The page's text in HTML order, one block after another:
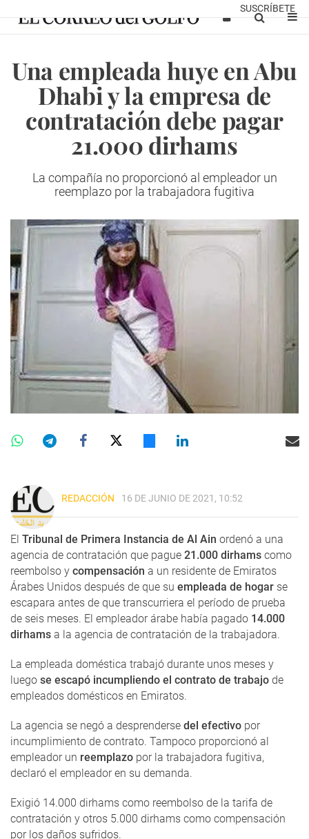
SUSCRÍBETE
Una empleada huye en Abu
Dhabi y la empresa de
contratación debe pagar
21.000 dirhams
La compañía no proporcionó al empleador un
reemplazo por la trabajadora fugitiva
REDACCIÓN 16 DE JUNIO DE 2021, 10:52
El Tribunal de Primera Instancia de Al Ain ordenó a una
agencia de contratación que pague 21.000 dirhams como
reembolso y compensación a un residente de Emiratos
Árabes Unidos después de que su empleada de hogar se
escapara antes de que transcurriera el período de prueba
de seis meses. El empleador árabe había pagado 14.000
dirhams a la agencia de contratación de la trabajadora.
La empleada doméstica trabajó durante unos meses y
luego se escapó incumpliendo el contrato de trabajo de
empleados domésticos en Emiratos.
La agencia se negó a desprenderse del efectivo por
incumplimiento de contrato. Tampoco proporcionó al
empleador un reemplazo por la trabajadora fugitiva,
declaró el empleador en su demanda.
Exigió 14.000 dirhams como reembolso de la tarifa de
contratación y otros 5.000 dirhams como compensación
por los daños sufridos.